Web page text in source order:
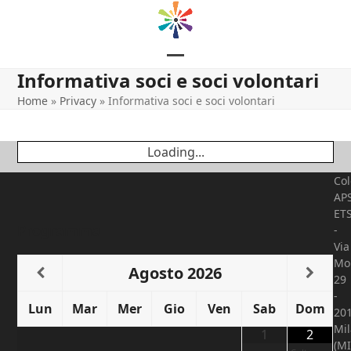
Open
mobile
Close
mobile
Informativa soci e soci volontari
Home » Privacy »Informativa soci e soci volontari
Loading...
Agosto2026
Lun Mar Mer Gio Ven Sab
Dom
1
2
-
Via
29
-